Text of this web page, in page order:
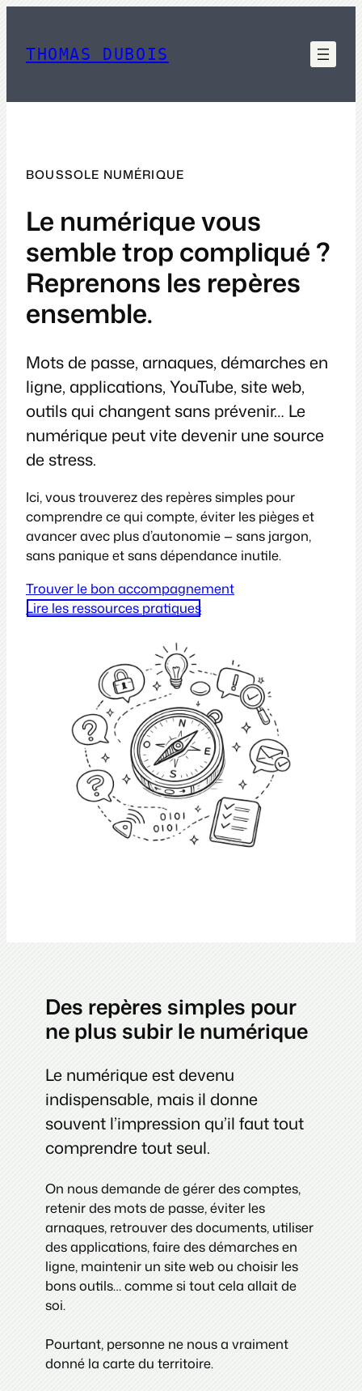
contenu
THOMAS DUBOIS
BOUSSOLE NUMÉRIQUE
Le numérique vous
semble trop compliqué ?
Reprenons les repères
ensemble.
Mots de passe, arnaques, démarches en
ligne, applications, YouTube, site web,
outils qui changent sans prévenir… Le
numérique peut vite devenir une source
de stress.
Ici, vous trouverez des repères simples pour
comprendre ce qui compte, éviter les pièges et
avancer avec plus d’autonomie — sans jargon,
sans panique et sans dépendance inutile.
Trouver le bon accompagnement
Lire les ressources pratiques
Des repères simples pour
ne plus subir le numérique
Le numérique est devenu
indispensable, mais il donne
souvent l’impression qu’il faut tout
comprendre tout seul.
On nous demande de gérer des comptes,
retenir des mots de passe, éviter les
arnaques, retrouver des documents, utiliser
des applications, faire des démarches en
ligne, maintenir un site web ou choisir les
bons outils… comme si tout cela allait de
soi.
Pourtant, personne ne nous a vraiment
donné la carte du territoire.